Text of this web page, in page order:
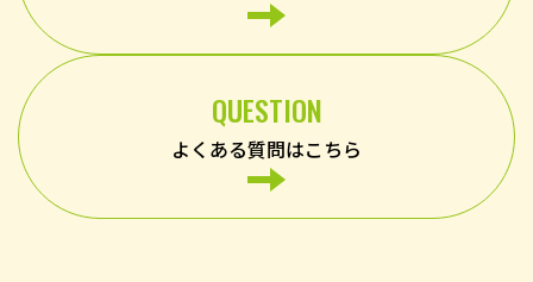
QUESTION
よくある質問はこちら